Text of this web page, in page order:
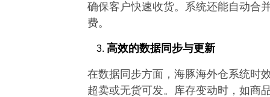
确保客户快速收货。系统还能自动合
费。
高效的数据同步与更新
在数据同步方面，海豚海外仓系统时
超卖或无货可发。库存变动时，如商